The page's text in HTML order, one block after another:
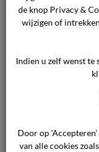
Dit leek het
Echter in juli
aan de hoek
kookplaat.
ondernemer.
oorzaak is van
de knop Privacy &
wijzigen of
Indien u zelf wenst te
Door op
van alle cookies